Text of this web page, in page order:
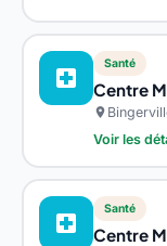
local_hospital
Santé
Centre
location_on
Voir les
local_hospital
Santé
Centre